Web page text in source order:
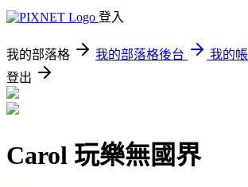
登入
我的部落格 我的部落格後台
我的
登出
Carol 玩樂無國界